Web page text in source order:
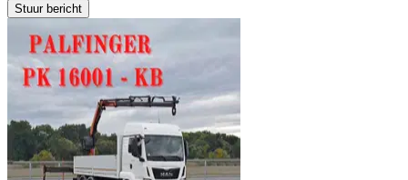
Stuur bericht